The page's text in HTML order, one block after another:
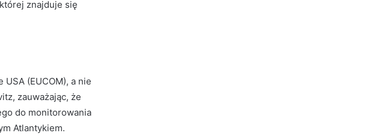
znajduje się
(EUCOM), a nie
zauważając, że
do monitorowania
Atlantykiem.